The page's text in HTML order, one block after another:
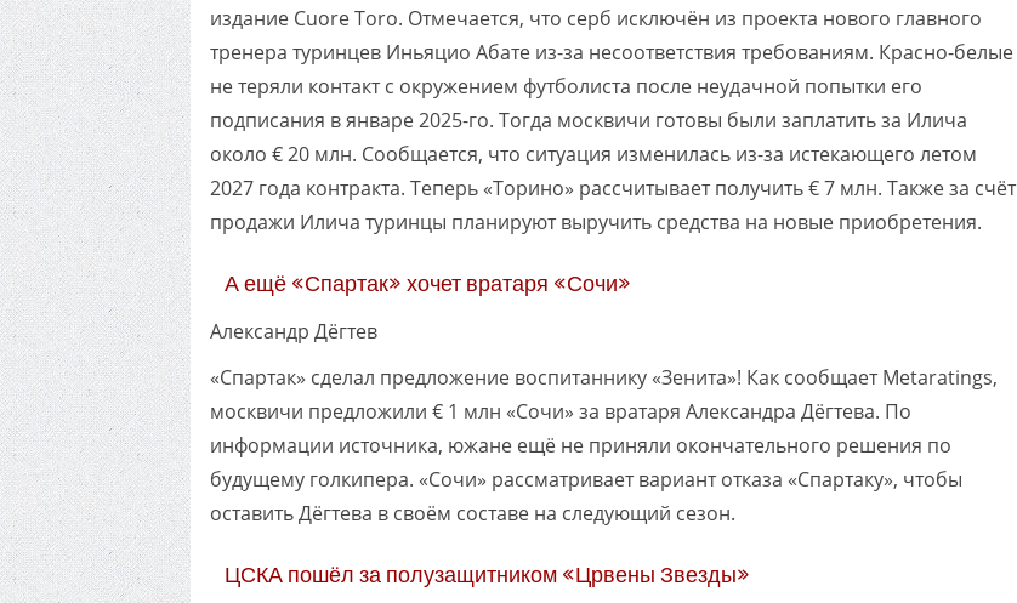
издание Cuore Toro. Отмечается, что серб исключён из проекта нового главного
тренера туринцев Иньяцио Абате из-за несоответствия требованиям. Красно-белые
не теряли контакт с окружением футболиста после неудачной попытки его
подписания в январе 2025-го. Тогда москвичи готовы были заплатить за Илича
около € 20 млн. Сообщается, что ситуация изменилась из-за истекающего летом
2027 года контракта. Теперь «Торино» рассчитывает получить € 7 млн. Также за счёт
продажи Илича туринцы планируют выручить средства на новые приобретения.
А ещё «Спартак» хочет вратаря «Сочи»
Александр Дёгтев
«Спартак» сделал предложение воспитаннику «Зенита»! Как сообщает Metaratings,
москвичи предложили € 1 млн «Сочи» за вратаря Александра Дёгтева. По
информации источника, южане ещё не приняли окончательного решения по
будущему голкипера. «Сочи» рассматривает вариант отказа «Спартаку», чтобы
оставить Дёгтева в своём составе на следующий сезон.
ЦСКА пошёл за полузащитником «Црвены Звезды»